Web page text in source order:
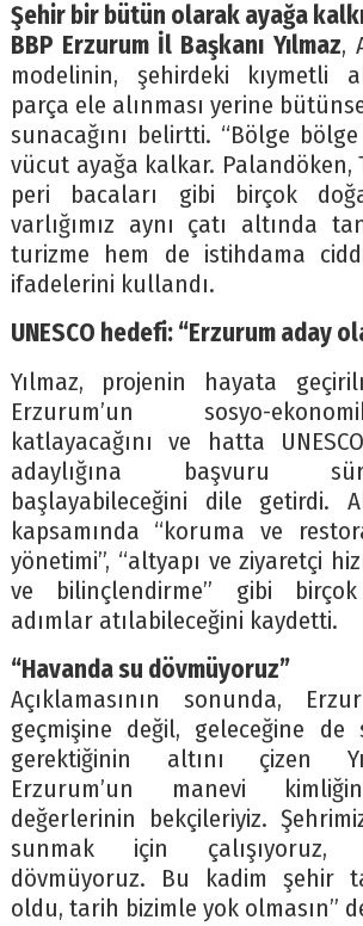
Şehir bir bütün olarak ayağa
BBP Erzurum İl Başkanı Yılmaz,
modelinin, şehirdeki kıymetli
parça ele alınması yerine
sunacağını belirtti. “Bölge
vücut ayağa kalkar. Palandöken,
peri bacaları gibi birçok
varlığımız aynı çatı altında
turizme hem de istihdama
ifadelerini kullandı.
UNESCO hedefi: “Erzurum aday
Yılmaz, projenin hayata
Erzurum’un sosyo-
katlayacağını ve hatta
adaylığına başvuru
başlayabileceğini dile getirdi.
kapsamında “koruma ve
yönetimi”, “altyapı ve ziyaretçi
ve bilinçlendirme” gibi
adımlar atılabileceğini kaydetti.
“Havanda su dövmüyoruz”
Açıklamasının sonunda,
geçmişine değil, geleceğine de
gerektiğinin altını çizen
Erzurum’un manevi
değerlerinin bekçileriyiz.
sunmak için
dövmüyoruz. Bu kadim şehir
oldu, tarih bizimle yok olmasın”